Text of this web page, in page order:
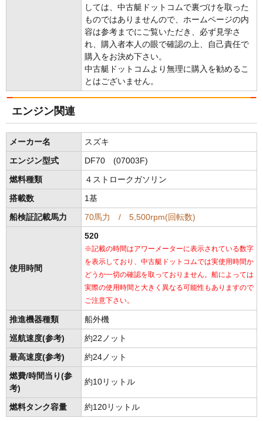
しては、中古艇ドットコムで裏づけを取った
ものではありませんので、ホームページの内
容は参考までにご覧いただき、必ず見学さ
れ、購入者本人の眼で確認の上、自己責任で
購入をお決め下さい。
中古艇ドットコムより無理に購入を勧めるこ
とはございません。
エンジン関連
メーカー名 スズキ
エンジン型式 DF70 (07003F)
燃料種類 ４ストロークガソリン
搭載数 1基
船検証記載馬力 70馬力 / 5,500rpm(回転数)
使用時間
520
※記載の時間はアワーメーターに表示されている数字
を表示しており、中古艇ドットコムでは実使用時間か
どうか一切の確認を取っておりません。船によっては
実際の使用時間と大きく異なる可能性もありますので
ご注意下さい。
推進機器種類 船外機
巡航速度(参考) 約22ノット
最高速度(参考) 約24ノット
燃費/時間当り(参
考)
約10リットル
燃料タンク容量 約120リットル